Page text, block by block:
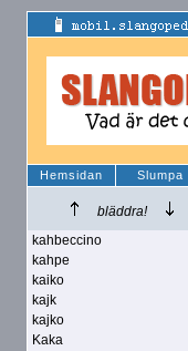
Hemsidan Slumpa
bläddra!
kahbeccino
kahpe
kaiko
kajk
kajko
Kaka